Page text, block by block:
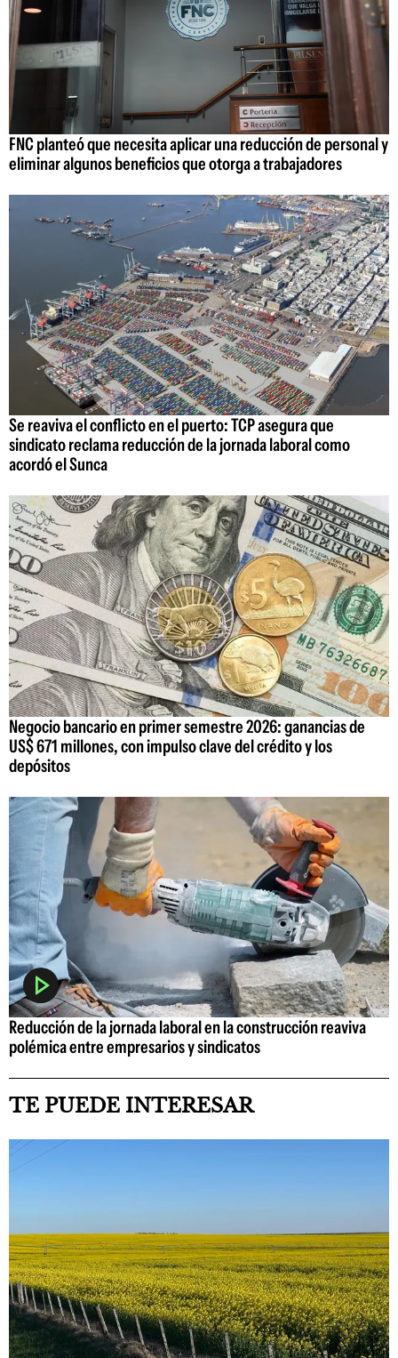
FNC planteó que necesita aplicar una reducción de personal y
eliminar algunos beneficios que otorga a trabajadores
Se reaviva el conflicto en el puerto: TCP asegura que
sindicato reclama reducción de la jornada laboral como
acordó el Sunca
Negocio bancario en primer semestre 2026: ganancias de
US$ 671 millones, con impulso clave del crédito y los
depósitos
Reducción de la jornada laboral en la construcción reaviva
polémica entre empresarios y sindicatos
TE PUEDE INTERESAR